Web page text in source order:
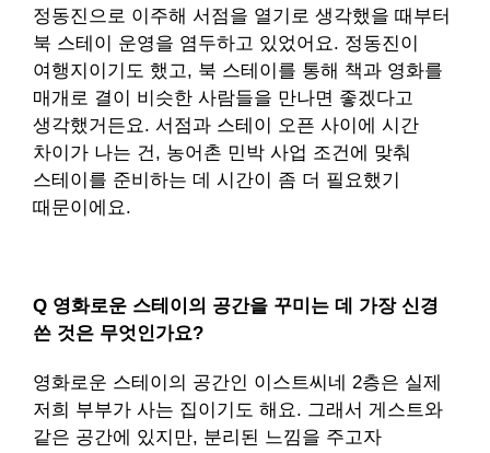
정동진으로 이주해 서점을 열기로 생각했을 때부터
북 스테이 운영을 염두하고 있었어요. 정동진이
여행지이기도 했고, 북 스테이를 통해 책과 영화를
매개로 결이 비슷한 사람들을 만나면 좋겠다고
생각했거든요. 서점과 스테이 오픈 사이에 시간
차이가 나는 건, 농어촌 민박 사업 조건에 맞춰
스테이를 준비하는 데 시간이 좀 더 필요했기
때문이에요.
Q 영화로운 스테이의 공간을 꾸미는 데 가장 신경
쓴 것은 무엇인가요?
영화로운 스테이의 공간인 이스트씨네 2층은 실제
저희 부부가 사는 집이기도 해요. 그래서 게스트와
같은 공간에 있지만, 분리된 느낌을 주고자